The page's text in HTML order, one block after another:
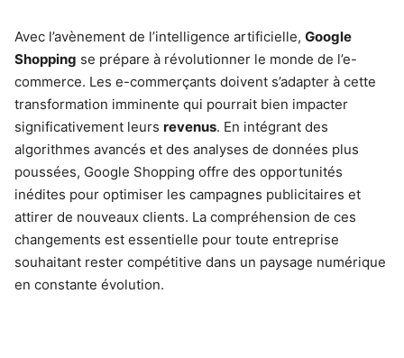
Avec l’avènement de l’intelligence artificielle, Google
Shopping se prépare à révolutionner le monde de l’e-
commerce. Les e-commerçants doivent s’adapter à cette
transformation imminente qui pourrait bien impacter
significativement leurs revenus. En intégrant des
algorithmes avancés et des analyses de données plus
poussées, Google Shopping offre des opportunités
inédites pour optimiser les campagnes publicitaires et
attirer de nouveaux clients. La compréhension de ces
changements est essentielle pour toute entreprise
souhaitant rester compétitive dans un paysage numérique
en constante évolution.